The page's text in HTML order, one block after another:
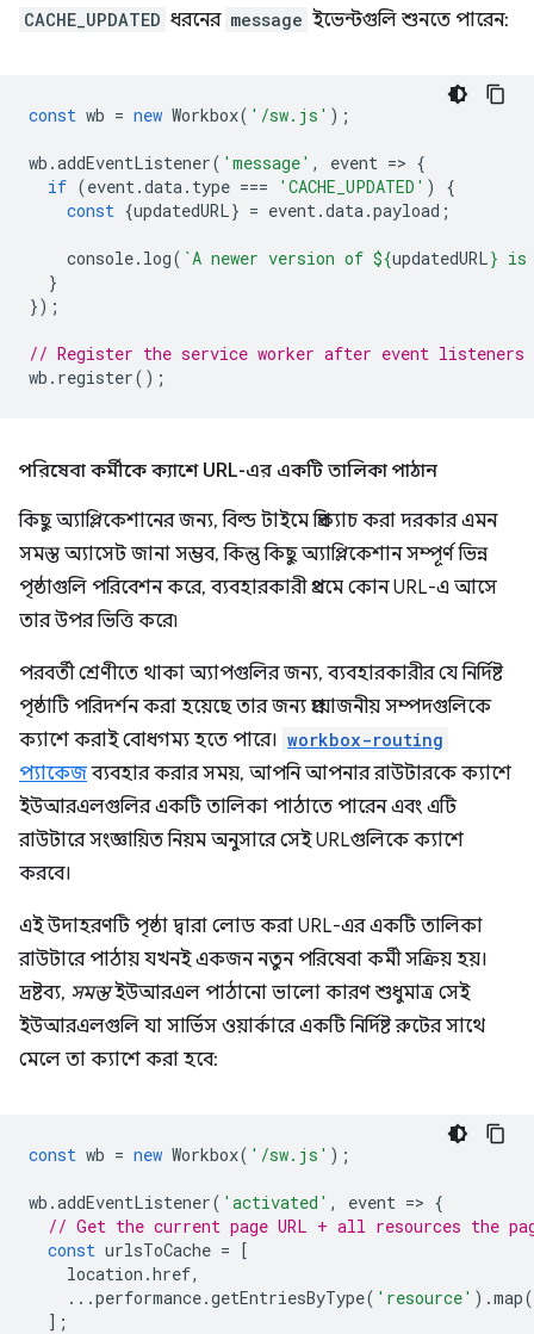
CACHE_UPDATED ধরনের message ইভেন্টগুলি শুনতে পারেন:
const wb = new Workbox( '/sw.js' );
wb .addEventListener( 'message' , event => {
if (event.data. type === 'CACHE_UPDATED' )
{
const {updatedURL} = event.data.payload ;
console. log( `A newer version of ${updatedURL} is
}
});
// Register the service worker after event listeners
wb . register();
পরিষেবা কর্মীকে ক্যাশে URL-এর একটি তালিকা পাঠান
কিছু অ্যাপ্লিকেশানের জন্য, বিল্ড টাইমে প্রিক্যাচ করা দরকার এমন
সমস্ত অ্যাসেট জানা সম্ভব, কিন্তু কিছু অ্যাপ্লিকেশান সম্পূর্ণ ভিন্ন
পৃষ্ঠাগুলি পরিবেশন করে, ব্যবহারকারী প্রথমে কোন URL-এ আসে
তার উপর ভিত্তি করে৷
পরবর্তী শ্রেণীতে থাকা অ্যাপগুলির জন্য, ব্যবহারকারীর যে নির্দিষ্ট
পৃষ্ঠাটি পরিদর্শন করা হয়েছে তার জন্য প্রয়োজনীয় সম্পদগুলিকে
ক্যাশে করাই বোধগম্য হতে পারে। workbox-routing
প্যাকেজব্যবহার করার সময়, আপনি আপনার রাউটারকে ক্যাশে
ইউআরএলগুলির একটি তালিকা পাঠাতে পারেন এবং এটি
রাউটারে সংজ্ঞায়িত নিয়ম অনুসারে সেই URLগুলিকে ক্যাশে
করবে।
এই উদাহরণটি পৃষ্ঠা দ্বারা লোড করা URL-এর একটি তালিকা
রাউটারে পাঠায় যখনই একজন নতুন পরিষেবা কর্মী সক্রিয় হয়।
দ্রষ্টব্য, সমস্তইউআরএল পাঠানো ভালো কারণ শুধুমাত্র সেই
ইউআরএলগুলি যা সার্ভিস ওয়ার্কারে একটি নির্দিষ্ট রুটের সাথে
মেলে তা ক্যাশে করা হবে:
const wb = new Workbox( '/sw.js' );
wb .addEventListener( 'activated' , event => {
// Get the current page URL + all resources the
const urlsToCache = [
location .href,
...performance.getEntriesByType( 'resource' ).map(
];